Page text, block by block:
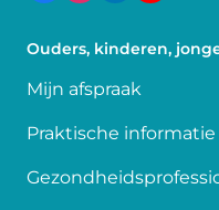
Ouders, kinderen,
Mijn afspraak
Praktische informatie